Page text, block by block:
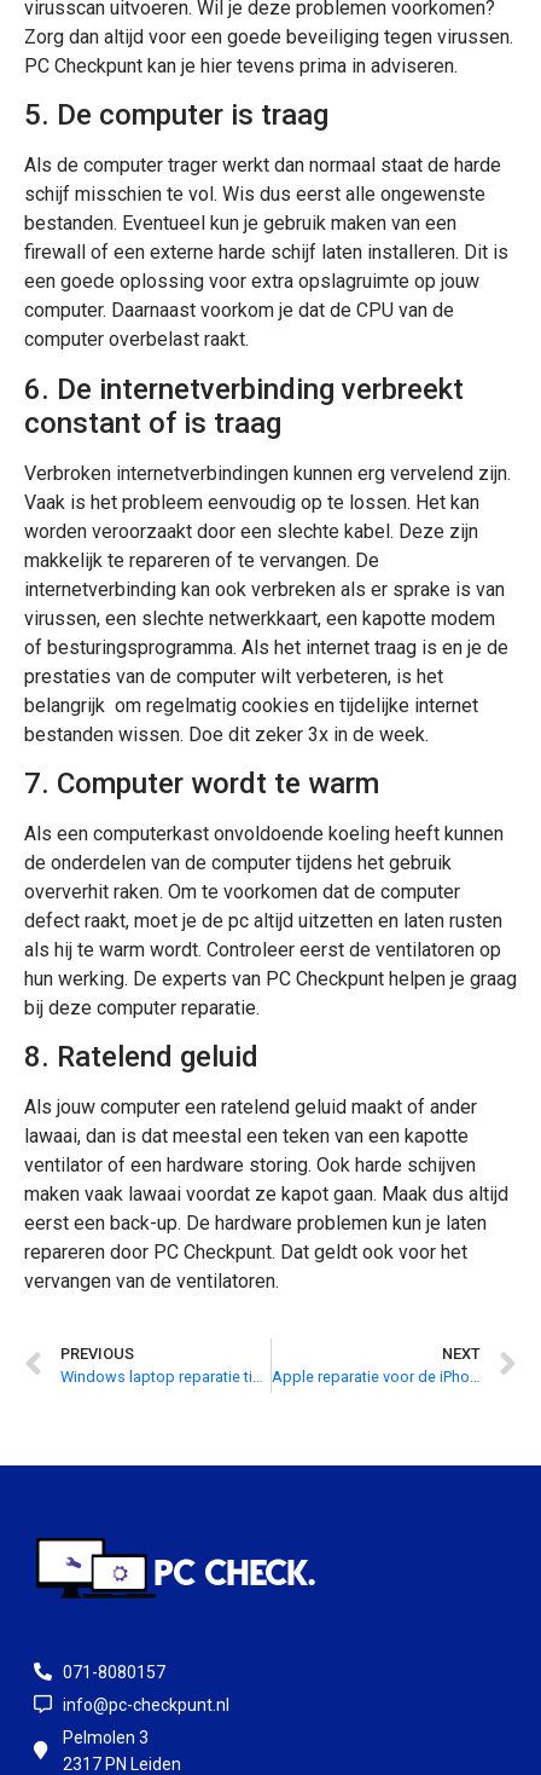
virusscan uitvoeren. Wil je deze problemen voorkomen?
Zorg dan altijd voor een goede beveiliging tegen virussen.
PC Checkpunt kan je hier tevens prima in adviseren.
5. De computer is traag
Als de computer trager werkt dan normaal staat de harde
schijf misschien te vol. Wis dus eerst alle ongewenste
bestanden. Eventueel kun je gebruik maken van een
firewall of een externe harde schijf laten installeren. Dit is
een goede oplossing voor extra opslagruimte op jouw
computer. Daarnaast voorkom je dat de CPU van de
computer overbelast raakt.
6. De internetverbinding verbreekt
constant of is traag
Verbroken internetverbindingen kunnen erg vervelend zijn.
Vaak is het probleem eenvoudig op te lossen. Het kan
worden veroorzaakt door een slechte kabel. Deze zijn
makkelijk te repareren of te vervangen. De
internetverbinding kan ook verbreken als er sprake is van
virussen, een slechte netwerkkaart, een kapotte modem
of besturingsprogramma. Als het internet traag is en je de
prestaties van de computer wilt verbeteren, is het
belangrijk om regelmatig cookies en tijdelijke internet
bestanden wissen. Doe dit zeker 3x in de week.
7. Computer wordt te warm
Als een computerkast onvoldoende koeling heeft kunnen
de onderdelen van de computer tijdens het gebruik
oververhit raken. Om te voorkomen dat de computer
defect raakt, moet je de pc altijd uitzetten en laten rusten
als hij te warm wordt. Controleer eerst de ventilatoren op
hun werking. De experts van PC Checkpunt helpen je graag
bij deze computer reparatie.
8. Ratelend geluid
Als jouw computer een ratelend geluid maakt of ander
lawaai, dan is dat meestal een teken van een kapotte
ventilator of een hardware storing. Ook harde schijven
maken vaak lawaai voordat ze kapot gaan. Maak dus altijd
eerst een back-up. De hardware problemen kun je laten
repareren door PC Checkpunt. Dat geldt ook voor het
vervangen van de ventilatoren.
PREVIOUS
Windows laptop reparatie tips! Wat kun je zelf repareren en welke laptop problemen niet?
NEXT
Apple reparatie voor de iPhone of Macbook: waar kan ik dat laten doen?
071-8080157
info@pc-checkpunt.nl
Pelmolen 3
2317 PN Leiden